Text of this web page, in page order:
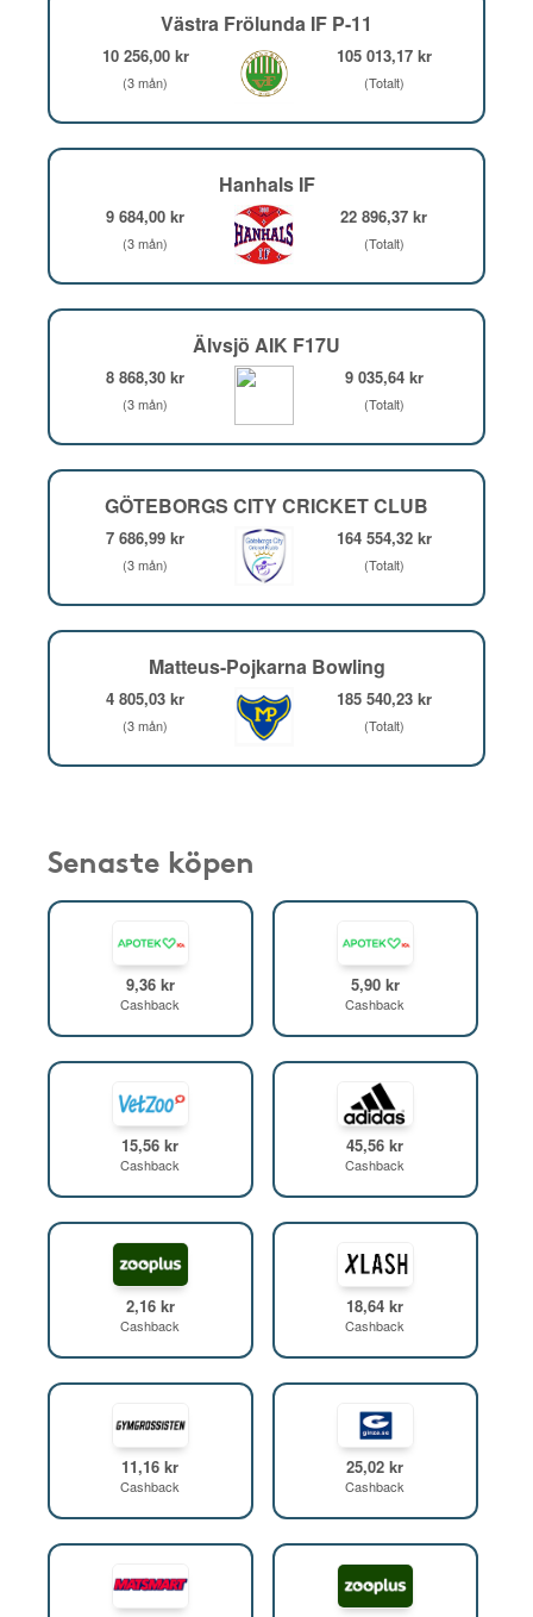
Västra Frölunda IF P-11
10 256,00 kr
(3 mån)
105 013,17 kr
(Totalt)
Hanhals IF
9 684,00 kr
(3 mån)
22 896,37 kr
(Totalt)
Älvsjö AIK F17U
8 868,30 kr
(3 mån)
9 035,64 kr
(Totalt)
GÖTEBORGS CITY CRICKET CLUB
7 686,99 kr
(3 mån)
164 554,32 kr
(Totalt)
Matteus-Pojkarna Bowling
4 805,03 kr
(3 mån)
185 540,23 kr
(Totalt)
Senaste köpen
9,36 kr
Cashback
5,90 kr
Cashback
15,56 kr
Cashback
45,56 kr
Cashback
2,16 kr
Cashback
18,64 kr
Cashback
11,16 kr
Cashback
25,02 kr
Cashback